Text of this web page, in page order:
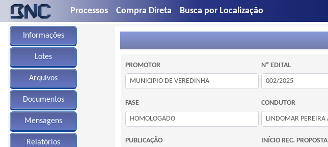
Processos Compra Direta Busca por Localização
Informações
Lotes
Arquivos
Documentos
Mensagens
Relatórios
PROMOTOR Nº EDITAL
FASE CONDUTOR
PUBLICAÇÃO INÍCIO REC. PROPOSTA